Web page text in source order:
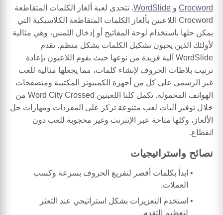
Crocword و WordSlide. تتحدى لعبة ألغاز الكلمات المتقاطعة
Crocword اللاعبين بألغاز الكلمات المتقاطعة الكلاسيكية التي
يمكن حلها باستخدام لوحة المفاتيح أو إدخال اللمس، وهي مثالية
لأولئك الذين يحبون تشكيل الكلمات بشكل منظم. تقدم
WordSlide آلية فريدة من نوعها حيث يقوم اللاعبون بإعادة
ترتيب بلاطات الحروف لإنشاء كلمات، مما يجعلها مثالية للعب
غير الرسمي على كل من أجهزة الكمبيوتر المكتبية ومتصفحات
الهواتف المحمولة. تكمل كلتا اللعبتين Word City Crossed من
خلال توفير آليات لعب متنوعة تركز على المفردات ومهارات حل
الألغاز، وكلها متاحة عبر الإنترنت وغير محجوبة للعب دون
انقطاع.
نصائح واستراتيجيات
ابدأ بكلمات أقصر لتفريغ الحروف بسرعة وكسب
العملات.
استخدم التعزيزات بشكل استراتيجي عند التعثر
لتعظيم التقدم.